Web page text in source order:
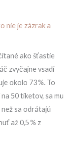
nie je zázrak a
ako šťastie
zvyčajne vsadí
okolo 73 %. To
50 tiketov, sa mu
sa odrátajú
až 0,5 % z